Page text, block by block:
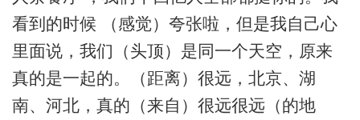
看到的时候 （感觉）夸张啦，但是我自己心
里面说，我们（头顶）是同一个天空，原来
真的是一起的。（距离）很远，北京、湖
南、河北，真的（来自）很远很远（的地